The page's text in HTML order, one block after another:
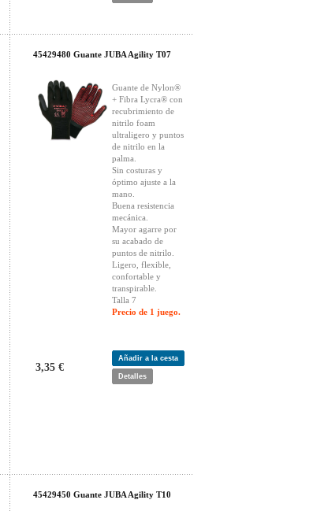
45429480 Guante JUBA Agility T07
Guante de Nylon®
+ Fibra Lycra® con
recubrimiento de
nitrilo foam
ultraligero y puntos
de nitrilo en la
palma.
Sin costuras y
óptimo ajuste a la
mano.
Buena resistencia
mecánica.
Mayor agarre por
su acabado de
puntos de nitrilo.
Ligero, flexible,
confortable y
transpirable.
Talla 7
Precio de 1 juego.
3,35 €
Añadir a la cesta
Detalles
45429450 Guante JUBA Agility T10